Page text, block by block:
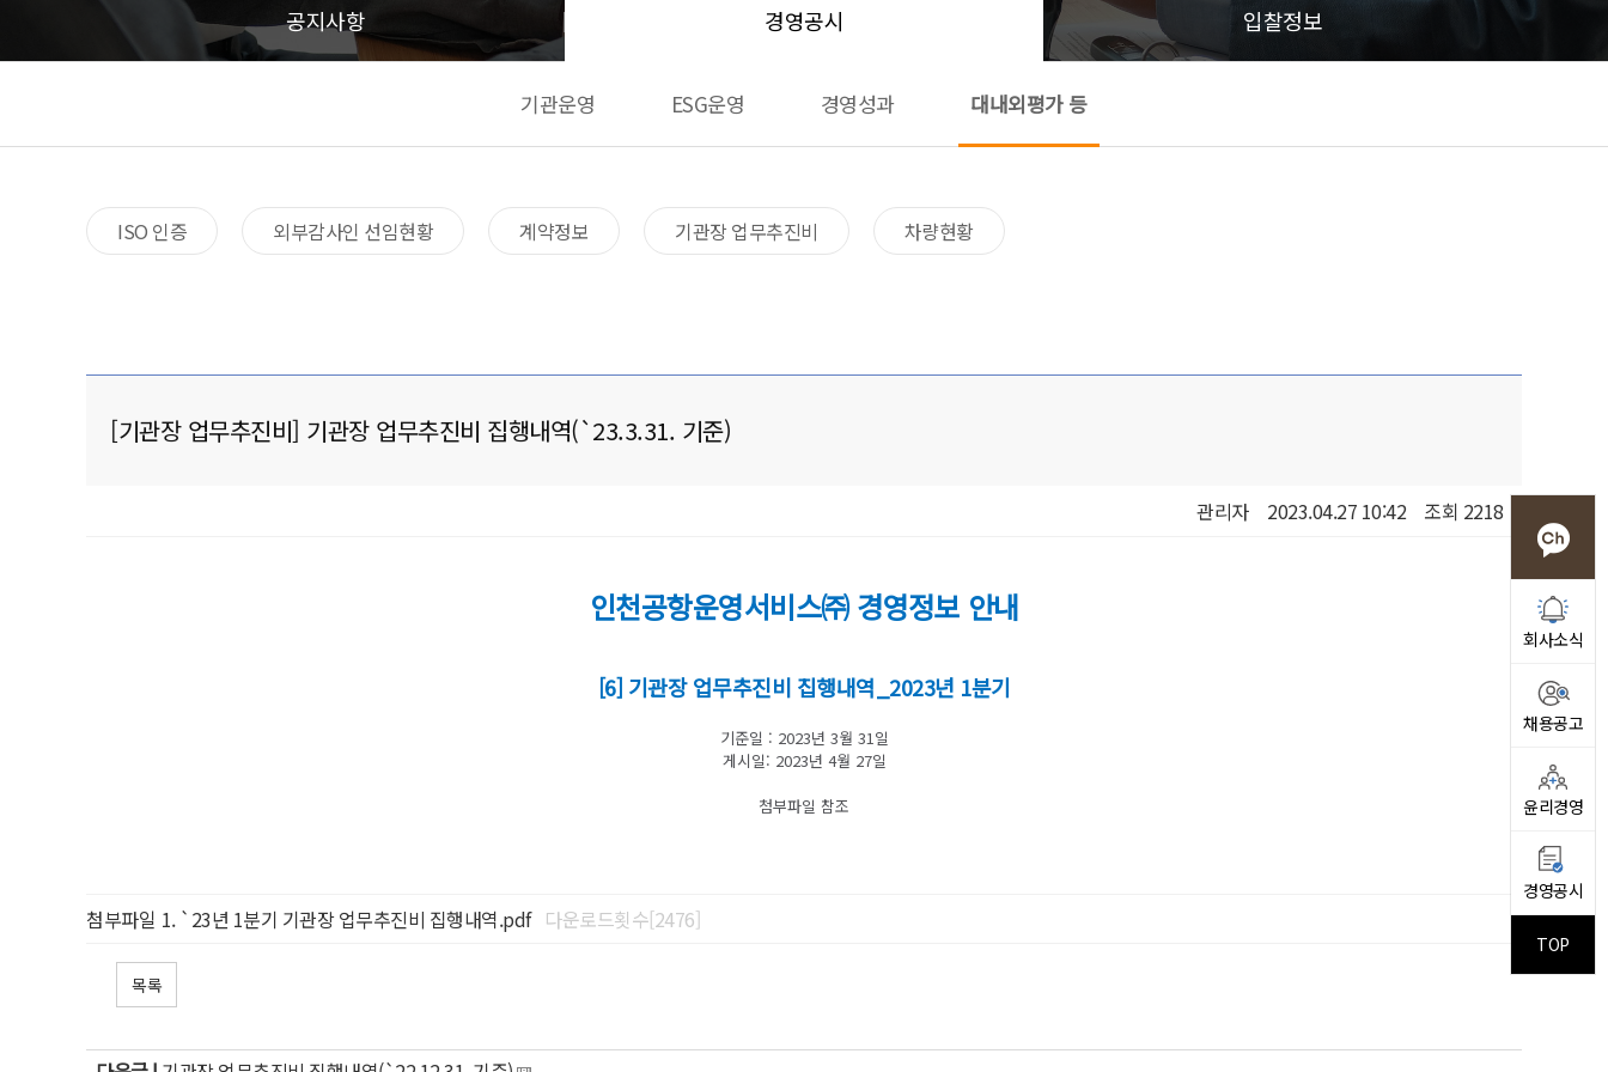
공지사항 경영공시 입찰정보
기관운영 ESG운영 경영성과 대내외평가 등
ISO 인증 외부감사인 선임현황 계약정보 기관장 업무추진비 차량현황
[기관장 업무추진비] 기관장 업무추진비 집행내역(`23.3.31. 기준)
관리자 2023.04.27 10:42 조회 2218
인천공항운영서비스㈜ 경영정보 안내
[6] 기관장 업무추진비 집행내역_ 2023년 1분기
기준일 : 2023년 3월 31일
게시일: 2023년 4월 27일
첨부파일 참조
첨부파일 `23년 1분기 기관장 업무추진비 집행내역.pdf 다운로드횟수[2476]
목록
회사소식
채용공고
윤리경영
경영공시
TOP